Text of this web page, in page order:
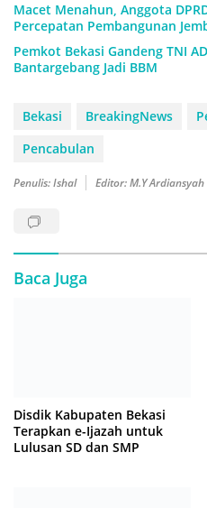
Macet Menahun, Anggota
Percepatan Pembangunan
Pemkot Bekasi Gandeng TNI
Bantargebang Jadi BBM
Bekasi BreakingNews
Pencabulan
Penulis: Ishal Editor: M.Y Ardiansyah
Baca Juga
Disdik Kabupaten Bekasi
Terapkan e-Ijazah untuk
Lulusan SD dan SMP